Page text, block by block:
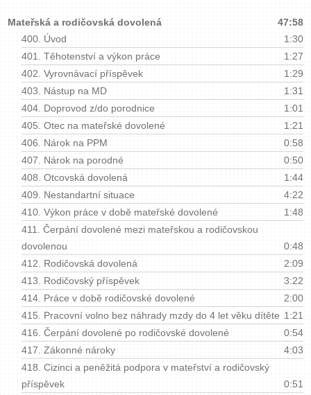
Mateřská a rodičovská dovolená
47:58
400. Úvod
1:30
401. Těhotenství a výkon práce
1:27
402. Vyrovnávací příspěvek
1:29
403. Nástup na MD
1:31
404. Doprovod z/do porodnice
1:01
405. Otec na mateřské dovolené
1:21
406. Nárok na PPM
0:58
407. Nárok na porodné
0:50
408. Otcovská dovolená
1:44
409. Nestandartní situace
4:22
410. Výkon práce v době mateřské dovolené
1:48
411. Čerpání dovolené mezi mateřskou a rodičovskou
dovolenou
0:48
412. Rodičovská dovolená
2:09
413. Rodičovský příspěvek
3:22
414. Práce v době rodičovské dovolené
2:00
415. Pracovní volno bez náhrady mzdy do 4 let věku dítěte 1:21
416. Čerpání dovolené po rodičovské dovolené
0:54
417. Zákonné nároky
4:03
418. Cizinci a peněžitá podpora v mateřství a rodičovský
příspěvek
0:51